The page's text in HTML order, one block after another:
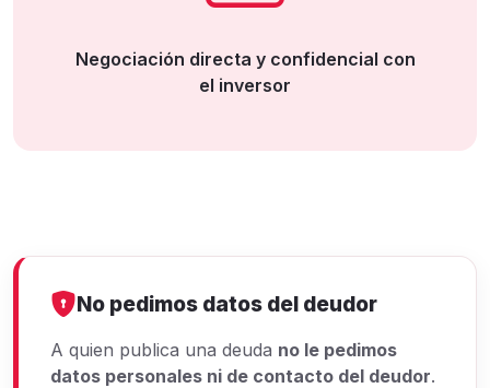
Negociación directa y confidencial con
el inversor
No pedimos datos del deudor
A quien publica una deuda no le pedimos
datos personales ni de contacto del deudor.